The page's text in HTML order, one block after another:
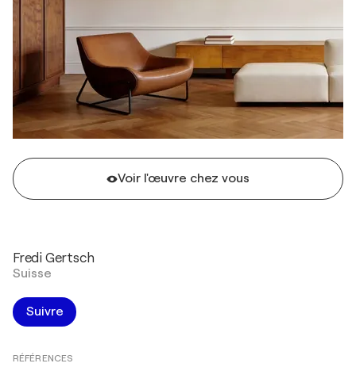
Voir l'œuvre chez vous
Fredi Gertsch
Suisse
Suivre
RÉFÉRENCES